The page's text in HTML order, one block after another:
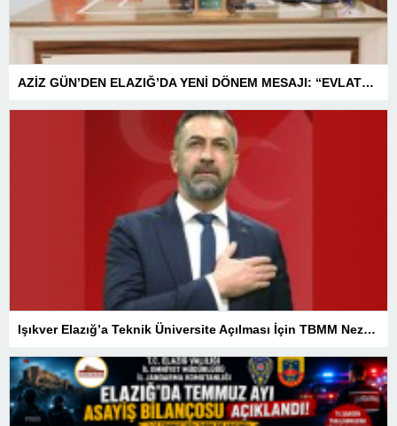
AZİZ GÜN’DEN ELAZIĞ’DA YENİ DÖNEM MESAJI: “EVLATLARIMIZI YARINLARA HAZIRLAYACAĞIZ”
Işıkver Elazığ’a Teknik Üniversite Açılması İçin TBMM Nezdinde Girişim Başlattı